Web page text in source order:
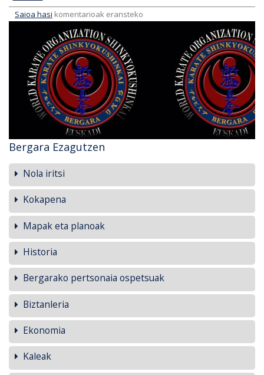
Saioa hasi komentarioak eransteko
Bergara Ezagutzen
Nola iritsi
Kokapena
Mapak eta planoak
Historia
Bergarako pertsonaia ospetsuak
Biztanleria
Ekonomia
Kaleak